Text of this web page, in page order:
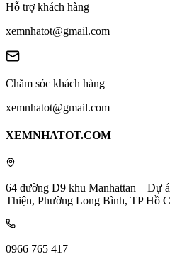
Hỗ trợ khách hàng
xemnhatot@gmail.com
Chăm sóc khách hàng
xemnhatot@gmail.com
XEMNHATOT.COM
64 đường D9 khu Manhattan – Dự
Thiện, Phường Long Bình, TP Hồ
0966 765 417